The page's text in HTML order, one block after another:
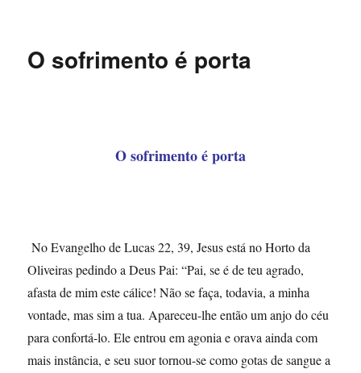
O sofrimento é porta
O sofrimento é porta
No Evangelho de Lucas 22, 39, Jesus está no Horto da
Oliveiras pedindo a Deus Pai: “Pai, se é de teu agrado,
afasta de mim este cálice! Não se faça, todavia, a minha
vontade, mas sim a tua. Apareceu-lhe então um anjo do céu
para confortá-lo. Ele entrou em agonia e orava ainda com
mais instância, e seu suor tornou-se como gotas de sangue a